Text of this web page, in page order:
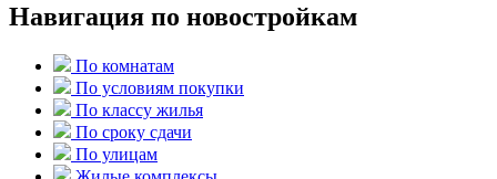
Навигация по новостройкам
По комнатам
По условиям покупки
По классу жилья
По сроку сдачи
По улицам